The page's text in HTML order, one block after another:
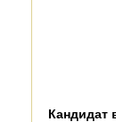
Кандидат